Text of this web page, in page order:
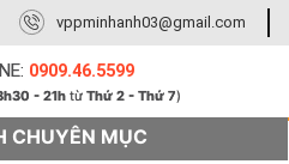
CHUYÊN MỤC
vppminhanh03@gmail.com
0909.46.5599
- 21h từThứ 2 - Thứ 7)